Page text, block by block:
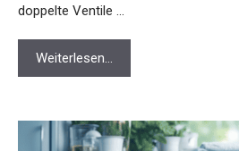
doppelte Ventile …
Weiterlesen…